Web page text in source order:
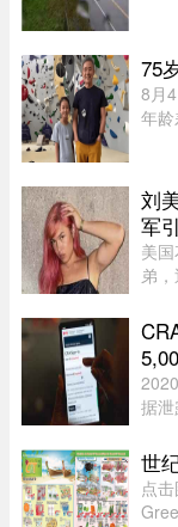
处
75
8月
年
都穿
刘
军
美
弟
加
据
经
世
点